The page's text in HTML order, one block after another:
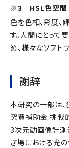
※3 HSL色空間
色を色相、彩度
す。人間にとっ
め、様々なソフト
謝辞
本研究の一部は
究費補助金 挑戦
3次元動画像計測
ぎ場における光